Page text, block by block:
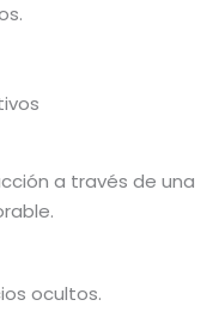
a través de una
ocultos.